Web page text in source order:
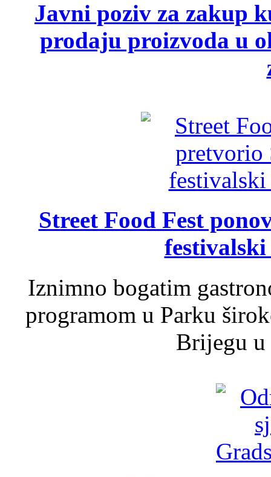
Javni poziv za zakup
prodaju proizvoda u
Street Food Fest
Iznimno bogatim
programom u Parku
Brijegu u